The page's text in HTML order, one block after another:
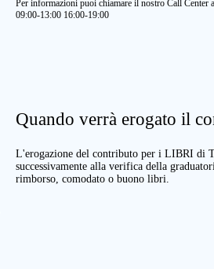
Per informazioni puoi chiamare il nostro Call
09:00-13:00 16:00-19:00
Quando verrà erogato il
L'erogazione del contributo per i LIBRI di
successivamente alla verifica della
rimborso, comodato o buono libri.